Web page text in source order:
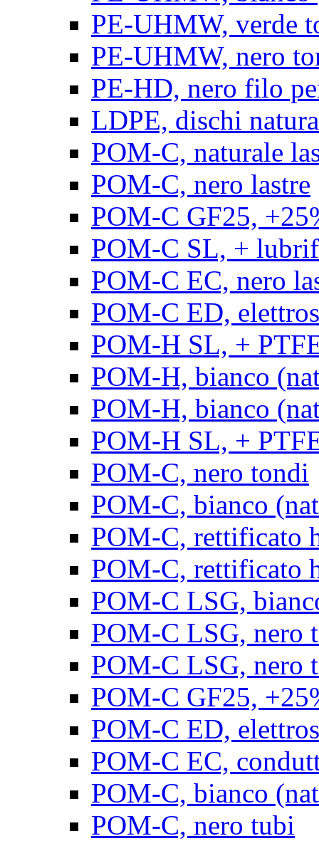
PE-UHMW, verde
PE-UHMW, nero
PE-HD, nero filo
LDPE, dischi
POM-C, naturale
POM-C, nero lastre
POM-C GF25,
POM-C SL, +
POM-C EC, nero
POM-C ED,
POM-H SL, +
POM-H, bianco
POM-H, bianco
POM-H SL, +
POM-C, nero tondi
POM-C, bianco
POM-C, rettificato
POM-C, rettificato
POM-C LSG,
POM-C LSG, nero
POM-C LSG, nero
POM-C GF25,
POM-C ED,
POM-C EC,
POM-C, bianco
POM-C, nero tubi